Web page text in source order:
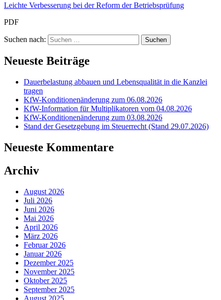
Leichte Verbesserung bei der Reform der Betriebsprüfung
PDF
Suchen nach:
Neueste Beiträge
Dauerbelastung abbauen und Lebensqualität in die Kanzlei
tragen
KfW-Konditionenänderung zum 06.08.2026
KfW-Information für Multiplikatoren vom 04.08.2026
KfW-Konditionenänderung zum 03.08.2026
Stand der Gesetzgebung im Steuerrecht (Stand 29.07.2026)
Neueste Kommentare
Archiv
August 2026
Juli 2026
Juni 2026
Mai 2026
April 2026
März 2026
Februar 2026
Januar 2026
Dezember 2025
November 2025
Oktober 2025
September 2025
August 2025